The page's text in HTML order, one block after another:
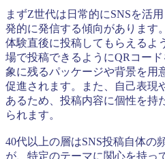
まずZ世代は日常的にSNSを活
発的に発信する傾向があります
体験直後に投稿してもらえるよ
場で投稿できるようにQRコー
象に残るパッケージや背景を用
促進されます。また、自己表現
あるため、投稿内容に個性を持
られます。
40代以上の層はSNS投稿自体の
が、特定のテーマに関心を持っ